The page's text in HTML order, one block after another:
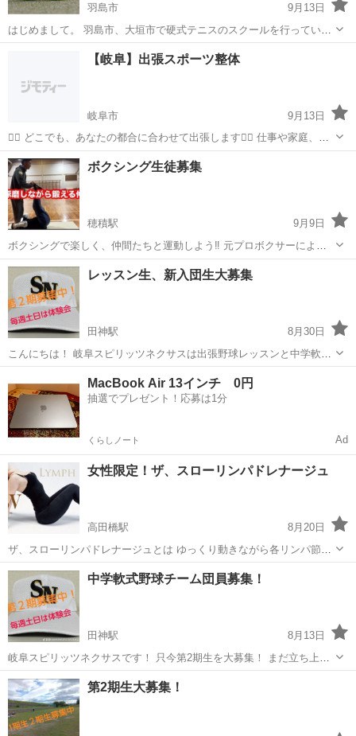
羽島市
9月13日
はじめまして。 羽島市、大垣市で硬式テニスのスクールを行っていま
す。 入会料等はなく当日に参加費だけですので、お気軽にお越しいた
テニス テニスコート
【岐阜】出張スポーツ整体
岐阜市
9月13日
🏃‍♂️ どこでも、あなたの都合に合わせて出張します🏃‍♀️ 仕事や家庭、予
定に合わせて、あなたの選んだ場所であなたに合ったスポーツ整体を
提供します。 スポーツをしない方も身体の疲れをとります。 💆‍♂️ カラ
ダのメンテ...
岐阜 岐阜市 スポーツ 場所
ボクシング生徒募集
穂積駅
9月9日
ボクシングで楽しく、仲間たちと運動しよう‼︎ 元プロボクサーによる
ボクシング&筋トレなどの指導。 ・ボクシングジムはちょっとハード
ルが高い、けどミット打ちや体験をして見たい方。 ・運動したいけど
一人ではなかなか続けられな...
岐阜 本巣郡 スポーツ ボクシングジム
レッスン生、新入団生大募集
田神駅
8月30日
こんにちは！ 岐阜スピリッツネクサスは出張野球レッスンと中学軟式
野球チームを運営しております。 今回はレッスン生と新入団生の同時
募集です。 レッスン生は小学生から大人まで初心者大歓迎です。 新入
団生は来年卒業の小学6年生と...
レッスン生
MacBook Air 13インチ 0円
抽選でプレゼント！応募は1分
くらしノート Ad
女性限定！ザ、スローリンパドレナージュ
高田橋駅
8月20日
ザ、スローリンパドレナージュとは ゆっくり動きながら各リンパ節を
刺激していくことで体内にたまった余分な老廃物を排出し脂肪を燃焼
させます。むくみを改善し引き締まった体、つやのあるきれいな肌を
つくるのにとても効果的です。また、...
岐阜 岐阜市 高田橋駅 リンパドレナージュ
中学軟式野球チーム団員募集！
田神駅
8月13日
岐阜スピリッツネクサスです！ 只今第2期生を大募集！ まだ立ち上げ
たばかりのチームですが、個人レッスンでの実績で必ず成長させま
す。 高校で活躍したい選手は、是非ご連絡ください！ ホームページは
https://spirit...
岐阜 岐阜市 田神駅 野球
第2期生大募集！